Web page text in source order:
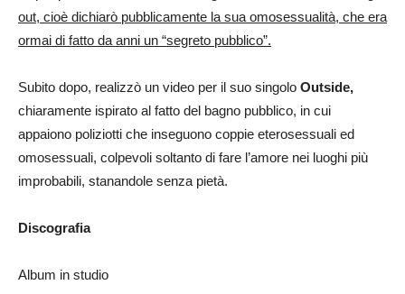
out, cioè dichiarò pubblicamente la sua omosessualità, che era
ormai di fatto da anni un “segreto pubblico”.
Subito dopo, realizzò un video per il suo singolo Outside,
chiaramente ispirato al fatto del bagno pubblico, in cui
appaiono poliziotti che inseguono coppie eterosessuali ed
omosessuali, colpevoli soltanto di fare l’amore nei luoghi più
improbabili, stanandole senza pietà.
Discografia
Album in studio